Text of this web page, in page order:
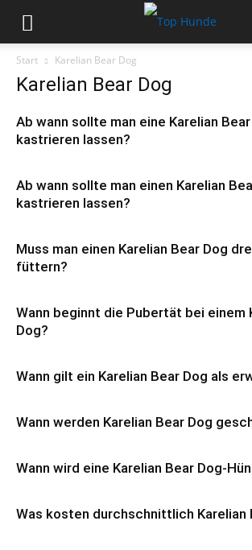
Start Karelian Bear Dog
Karelian Bear Dog
Ab wann sollte man eine Karelian
kastrieren lassen?
Ab wann sollte man einen Karelian
kastrieren lassen?
Muss man einen Karelian Bear Dog
füttern?
Wann beginnt die Pubertät bei einem
Dog?
Wann gilt ein Karelian Bear Dog als
Wann werden Karelian Bear Dog
Wann wird eine Karelian Bear Dog-
Was kosten durchschnittlich Karelian